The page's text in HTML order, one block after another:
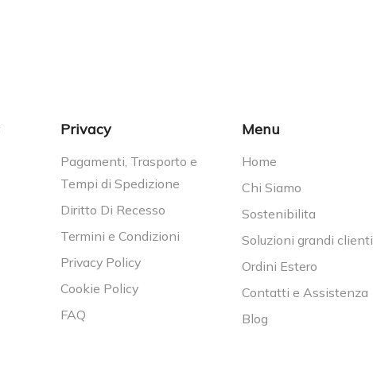
Privacy
Pagamenti, Trasporto e
Tempi di Spedizione
Diritto Di Recesso
Termini e Condizioni
Privacy Policy
Cookie Policy
FAQ
Menu
Home
Chi Siamo
Sostenibilita
Soluzioni grandi clienti
Ordini Estero
Contatti e Assistenza
Blog